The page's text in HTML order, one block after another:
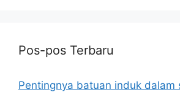
Pos-pos Terbaru
Pentingnya batuan induk dalam